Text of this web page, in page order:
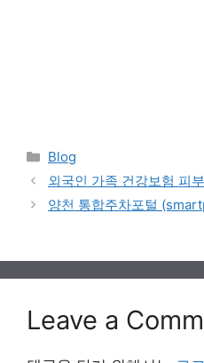
Categories
Blog
외국인 가족 건강보험 피
양천 통합주차포털
Leave a